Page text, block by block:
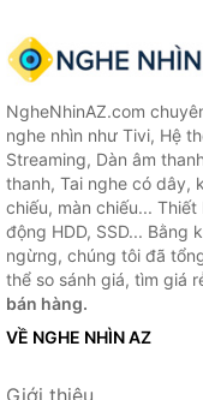
NgheNhinAZ.com
nghe nhìn như Tivi, Hệ
Streaming, Dàn âm
thanh, Tai nghe có dây,
chiếu, màn chiếu...
động HDD, SSD... Bằng
ngừng, chúng tôi đã
thể so sánh giá, tìm giá
bán hàng.
VỀ NGHE NHÌN AZ
Giới thiệu